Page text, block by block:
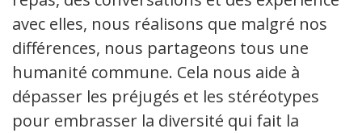
avec elles, nous réalisons que malgré nos
différences, nous partageons tous une
humanité commune. Cela nous aide à
dépasser les préjugés et les stéréotypes
pour embrasser la diversité qui fait la